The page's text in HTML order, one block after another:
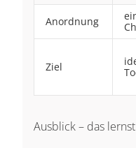
Anordnung
Ziel
Ausblick – das